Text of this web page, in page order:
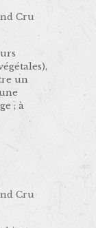
Cru
un
; à
Cru